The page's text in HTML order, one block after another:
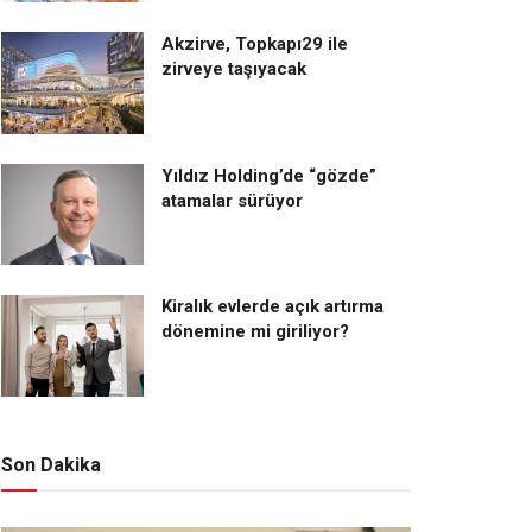
Akzirve, Topkapı29 ile
zirveye taşıyacak
Yıldız Holding’de “gözde”
atamalar sürüyor
Kiralık evlerde açık artırma
dönemine mi giriliyor?
Son Dakika